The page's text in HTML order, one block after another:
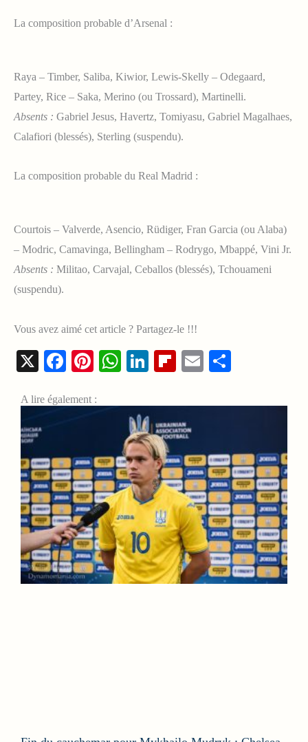
La composition probable d’Arsenal :
Raya – Timber, Saliba, Kiwior, Lewis-Skelly – Odegaard,
Partey, Rice – Saka, Merino (ou Trossard), Martinelli.
Absents : Gabriel Jesus, Havertz, Tomiyasu, Gabriel Magalhaes,
Calafiori (blessés), Sterling (suspendu).
La composition probable du Real Madrid :
Courtois – Valverde, Asencio, Rüdiger, Fran Garcia (ou Alaba)
– Modric, Camavinga, Bellingham – Rodrygo, Mbappé, Vini Jr.
Absents : Militao, Carvajal, Ceballos (blessés), Tchouameni
(suspendu).
Vous avez aimé cet article ? Partagez-le !!!
X Facebook
Pinterest
WhatsApp
LinkedIn
Flipboard
Email
A lire également :